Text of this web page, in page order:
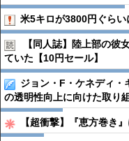
米5キロが3800円ぐら
【同人誌】陸上部の彼
ていた【10円セール】
ジョン・F・ケネディ
の透明性向上に向けた取り
【超衝撃】『恵方巻き